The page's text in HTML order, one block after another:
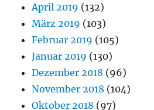
April 2019 (132)
März 2019 (103)
Februar 2019 (105)
Januar 2019 (130)
Dezember 2018 (96)
November 2018 (104)
Oktober 2018 (97)